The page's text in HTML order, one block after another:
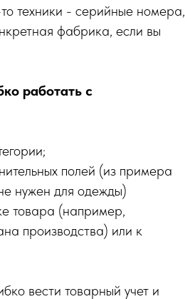
техники - серийные номера,
фабрика, если вы
работать с
полей (из примера
нужен для одежды)
товара (например,
производства) или к
вести товарный учет и